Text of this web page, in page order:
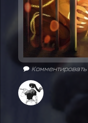
Комментировать